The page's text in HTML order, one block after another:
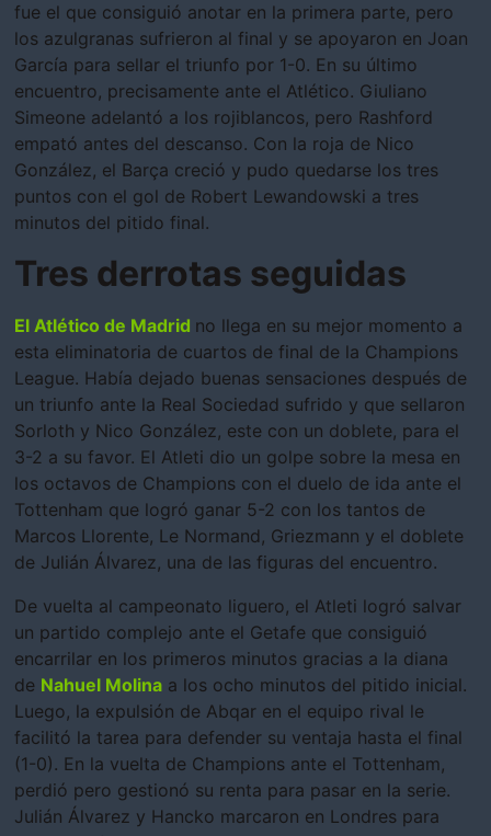
fue el que consiguió anotar en la primera parte, pero
los azulgranas sufrieron al final y se apoyaron en Joan
García para sellar el triunfo por 1-0. En su último
encuentro, precisamente ante el Atlético. Giuliano
Simeone adelantó a los rojiblancos, pero Rashford
empató antes del descanso. Con la roja de Nico
González, el Barça creció y pudo quedarse los tres
puntos con el gol de Robert Lewandowski a tres
minutos del pitido final.
Tres derrotas seguidas
El Atlético de Madrid no llega en su mejor momento a
esta eliminatoria de cuartos de final de la Champions
League. Había dejado buenas sensaciones después de
un triunfo ante la Real Sociedad sufrido y que sellaron
Sorloth y Nico González, este con un doblete, para el
3-2 a su favor. El Atleti dio un golpe sobre la mesa en
los octavos de Champions con el duelo de ida ante el
Tottenham que logró ganar 5-2 con los tantos de
Marcos Llorente, Le Normand, Griezmann y el doblete
de Julián Álvarez, una de las figuras del encuentro.
De vuelta al campeonato liguero, el Atleti logró salvar
un partido complejo ante el Getafe que consiguió
encarrilar en los primeros minutos gracias a la diana
de Nahuel Molina a los ocho minutos del pitido inicial.
Luego, la expulsión de Abqar en el equipo rival le
facilitó la tarea para defender su ventaja hasta el final
(1-0). En la vuelta de Champions ante el Tottenham,
perdió pero gestionó su renta para pasar en la serie.
Julián Álvarez y Hancko marcaron en Londres para